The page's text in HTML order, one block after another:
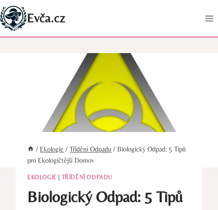
Přeskočit
na
obsah
Evča.cz
/ Ekologie / Třídění Odpadu / Biologický Odpad: 5 Tipů
pro Ekologičtější Domov
EKOLOGIE TŘÍDĚNÍ ODPADU
Biologický Odpad: 5 Tipů